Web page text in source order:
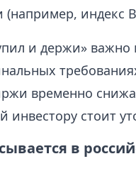
индекс
и держи»
временно
стоит
в